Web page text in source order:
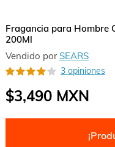
Fragancia para Hombre
200Ml
Vendido por SEARS
3 opiniones
$3,490MXN